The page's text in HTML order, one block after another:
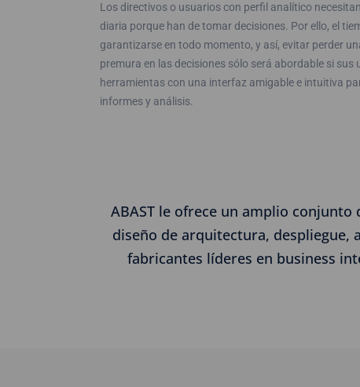
Los directivos o usuarios con perfil analítico
diaria porque han de tomar decisiones. Por ello, el
garantizarse en todo momento, y así, evitar perder
premura en las decisiones sólo será abordable si sus
herramientas con una interfaz amigable e intuitiva
informes y análisis.
ABAST le ofrece un amplio
diseño de arquitectura, despliegue,
fabricantes líderes en business